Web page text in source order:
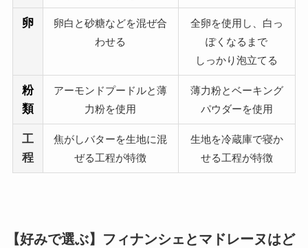
卵
卵白と砂糖などを混ぜ合
わせる
全卵を使用し、白っ
ぽくなるまで
しっかり泡立てる
粉
類
アーモンドプードルと薄
力粉を使用
薄力粉とベーキング
パウダーを使用
工
程
焦がしバターを生地に混
ぜる工程が特徴
生地を冷蔵庫で寝か
せる工程が特徴
【好みで選ぶ】フィナンシェとマドレーヌはど